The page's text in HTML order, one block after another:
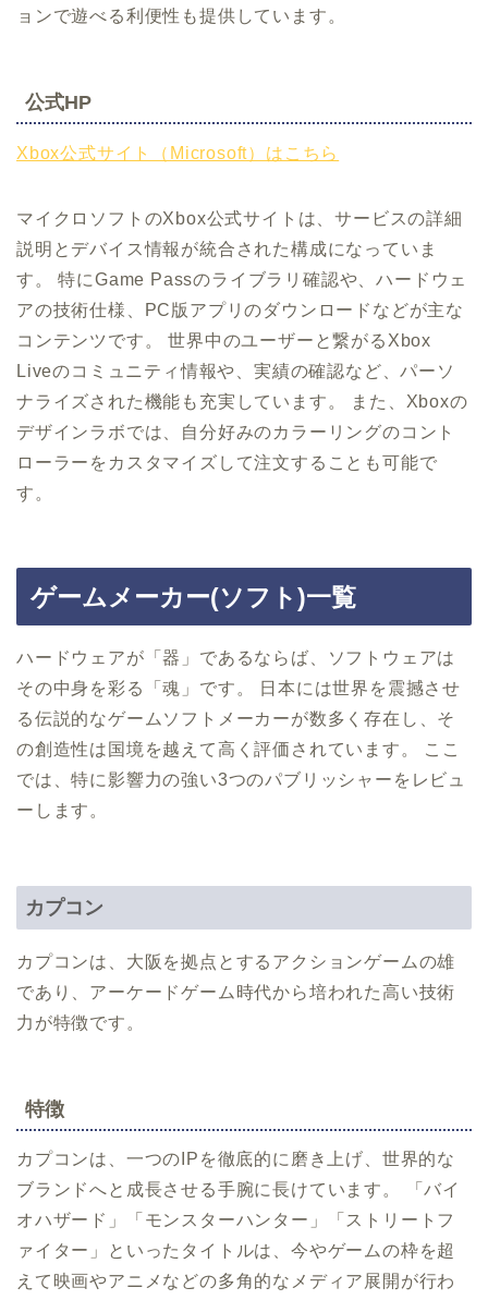
ョンで遊べる利便性も提供しています。
公式HP
Xbox公式サイト（Microsoft）はこちら
マイクロソフトのXbox公式サイトは、サービスの詳細
説明とデバイス情報が統合された構成になっていま
す。 特にGame Passのライブラリ確認や、ハードウェ
アの技術仕様、PC版アプリのダウンロードなどが主な
コンテンツです。 世界中のユーザーと繋がるXbox
Liveのコミュニティ情報や、実績の確認など、パーソ
ナライズされた機能も充実しています。 また、Xboxの
デザインラボでは、自分好みのカラーリングのコント
ローラーをカスタマイズして注文することも可能で
す。
ゲームメーカー(ソフト)一覧
ハードウェアが「器」であるならば、ソフトウェアは
その中身を彩る「魂」です。 日本には世界を震撼させ
る伝説的なゲームソフトメーカーが数多く存在し、そ
の創造性は国境を越えて高く評価されています。 ここ
では、特に影響力の強い3つのパブリッシャーをレビュ
ーします。
カプコン
カプコンは、大阪を拠点とするアクションゲームの雄
であり、アーケードゲーム時代から培われた高い技術
力が特徴です。
特徴
カプコンは、一つのIPを徹底的に磨き上げ、世界的な
ブランドへと成長させる手腕に長けています。 「バイ
オハザード」「モンスターハンター」「ストリートフ
ァイター」といったタイトルは、今やゲームの枠を超
えて映画やアニメなどの多角的なメディア展開が行わ